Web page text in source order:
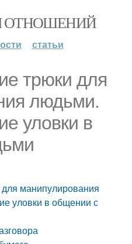
ОТНОШЕНИЙ
статьи
трюки для
людьми.
уловки в
манипулирования
уловки в общении с